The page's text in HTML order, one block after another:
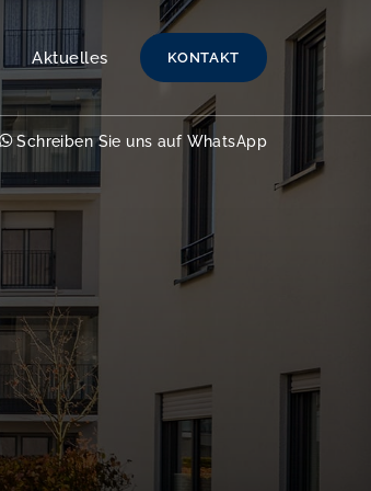
Aktuelles KONTAKT
Schreiben Sie uns auf WhatsApp